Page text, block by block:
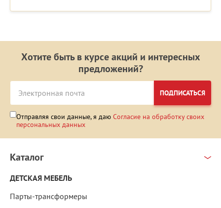
Хотите быть в курсе акций и интересных
предложений?
ПОДПИСАТЬСЯ
Отправляя свои данные, я даю Согласие на обработку своих
персональных данных
Каталог
ДЕТСКАЯ МЕБЕЛЬ
Парты-трансформеры